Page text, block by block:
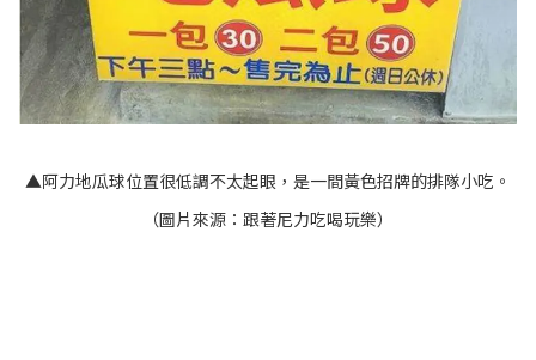
▲阿力地瓜球位置很低調不太起眼，是一間黃色招牌的排隊小吃。
（圖片來源： 跟著尼力吃喝玩樂）